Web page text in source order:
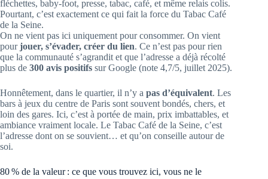
fléchettes, baby-foot, presse, tabac, café, et même relais colis.
Pourtant, c’est exactement ce qui fait la force du Tabac Café
de la Seine.
On ne vient pas ici uniquement pour consommer. On vient
pourjouer, s’évader, créer du lien. Ce n’est pas pour rien
que la communauté s’agrandit et que l’adresse a déjà récolté
plus de 300 avis positifs sur Google (note 4,7/5, juillet 2025).
Honnêtement, dans le quartier, il n’y a pas d’équivalent. Les
bars à jeux du centre de Paris sont souvent bondés, chers, et
loin des gares. Ici, c’est à portée de main, prix imbattables, et
ambiance vraiment locale. Le Tabac Café de la Seine, c’est
l’adresse dont on se souvient… et qu’on conseille autour de
soi.
80 % de la valeur : ce que vous trouvez ici, vous ne le